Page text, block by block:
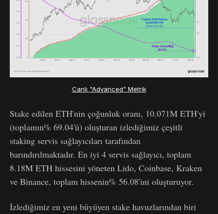
Canlı "Advanced" Metrik
Stake edilen ETH'nin çoğunluk oranı, 10.071M ETH'yi
(toplamın% 69.04'ü) oluşturan izlediğimiz çeşitli
staking servis sağlayıcıları tarafından
barındırılmaktadır. En iyi 4 servis sağlayıcı, toplam
8.18M ETH hissesini yöneten Lido, Coinbase, Kraken
ve Binance, toplam hissenin% 56.08'ini oluşturuyor.
İzlediğimiz en yeni büyüyen stake havuzlarından biri